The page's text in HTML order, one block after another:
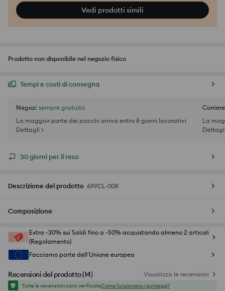
Vedi prodotti simili
Prodotto non disponibile nel negozio fisico
Tempi e costi di consegna
Negozi sempre gratuito
La maggior parte dei pacchi arriva entro 8 giorni lavorativi
Dettagli >
La
30 giorni per il reso
Descrizione del prodotto 699CL-00X
Composizione
Extra -30% sui Saldi fino a -50% acquistando almeno 2 articoli
(Regolamento)
Facciamo parte dell'Unione europea
Recensioni del prodotto(14) Visualizza le recensioni
Tutte le recensioni sono verificateCome funzionano i punteggi?